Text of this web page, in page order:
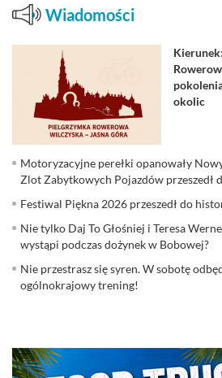
Wiadomości
okolic
Motoryzacyjne perełki opanowały
Zlot Zabytkowych Pojazdów przeszedł
Festiwal Piękna 2026 przeszedł do
Nie tylko Daj To Głośniej i Teresa
wystąpi podczas dożynek w Bobowej?
Nie przestrasz się syren. W sobotę
ogólnokrajowy trening!